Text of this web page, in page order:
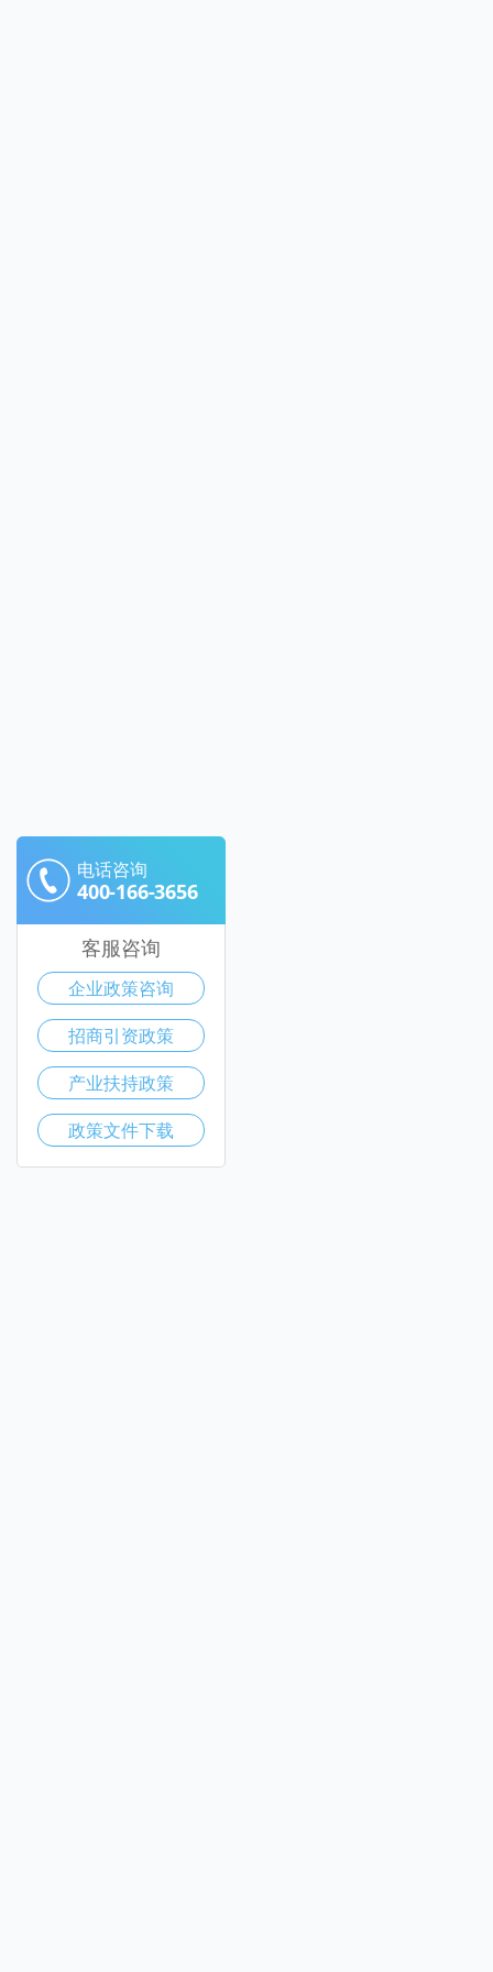
电话咨询
400-166-3656
客服咨询
企业政策咨询
招商引资政策
产业扶持政策
政策文件下载